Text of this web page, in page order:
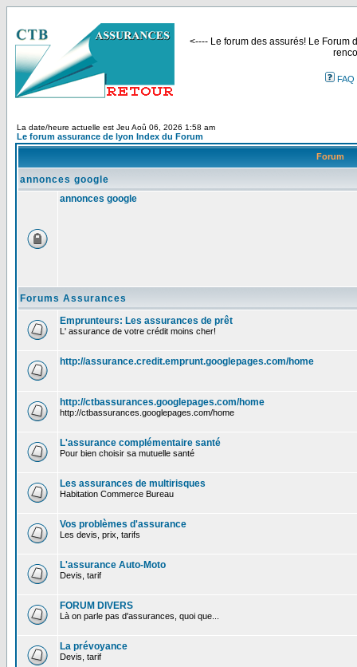
<---- Le forum des assurés! Le Forum
FAQ
La date/heure actuelle est Jeu Aoû 06, 2026 1:58 am
Le forum assurance de lyon Index du Forum
Forum
annonces google
annonces google
Forums Assurances
Emprunteurs: Les assurances de prêt
L' assurance de votre crédit moins cher!
http://assurance.credit.emprunt.googlepages.com/home
http://ctbassurances.googlepages.com/home
http://ctbassurances.googlepages.com/home
L'assurance complémentaire santé
Pour bien choisir sa mutuelle santé
Les assurances de multirisques
Habitation Commerce Bureau
Vos problèmes d'assurance
Les devis, prix, tarifs
L'assurance Auto-Moto
Devis, tarif
FORUM DIVERS
Là on parle pas d'assurances, quoi que...
La prévoyance
Devis, tarif